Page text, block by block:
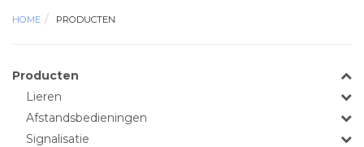
HOME PRODUCTEN
Producten
Lieren
Afstandsbedieningen
Signalisatie